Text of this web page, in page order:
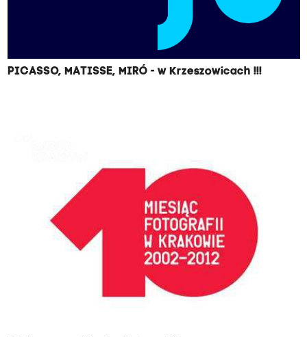
PICASSO, MATISSE, MIRÓ - w Krzeszowicach !!!